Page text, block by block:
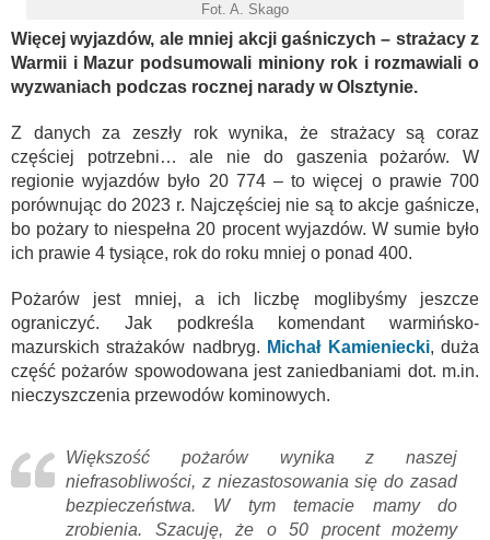
Fot. A. Skago
Więcej wyjazdów, ale mniej akcji gaśniczych – strażacy z
Warmii i Mazur podsumowali miniony rok i rozmawiali o
wyzwaniach podczas rocznej narady w Olsztynie.
Z danych za zeszły rok wynika, że strażacy są coraz
częściej potrzebni… ale nie do gaszenia pożarów. W
regionie wyjazdów było 20 774 – to więcej o prawie 700
porównując do 2023 r. Najczęściej nie są to akcje gaśnicze,
bo pożary to niespełna 20 procent wyjazdów. W sumie było
ich prawie 4 tysiące, rok do roku mniej o ponad 400.
Pożarów jest mniej, a ich liczbę moglibyśmy jeszcze
ograniczyć. Jak podkreśla komendant warmińsko-
mazurskich strażaków nadbryg. Michał Kamieniecki, duża
część pożarów spowodowana jest zaniedbaniami dot. m.in.
nieczyszczenia przewodów kominowych.
Większość pożarów wynika z naszej
niefrasobliwości, z niezastosowania się do zasad
bezpieczeństwa. W tym temacie mamy do
zrobienia. Szacuję, że o 50 procent możemy